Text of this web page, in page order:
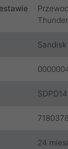
Sandisk
24